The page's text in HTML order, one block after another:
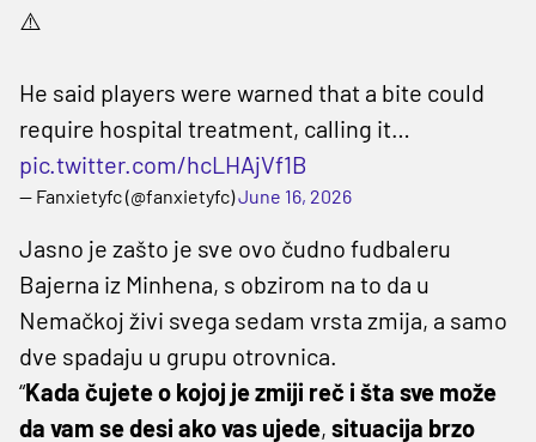
⚠️
He said players were warned that a bite could
require hospital treatment, calling it…
pic.twitter.com/hcLHAjVf1B
— Fanxietyfc (@fanxietyfc)June 16, 2026
Jasno je zašto je sve ovo čudno fudbaleru
Bajerna iz Minhena, s obzirom na to da u
Nemačkoj živi svega sedam vrsta zmija, a samo
dve spadaju u grupu otrovnica.
“Kada čujeteo kojoj je zmiji reč i šta sve može
da vam se desi ako vas ujede, situacija brzo